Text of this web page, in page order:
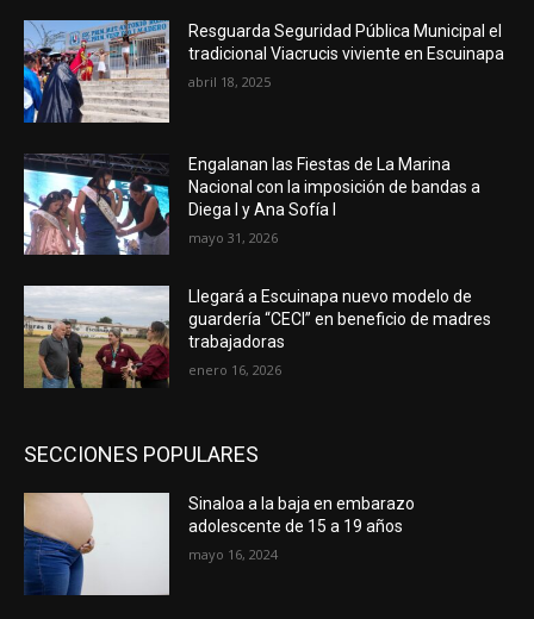
Resguarda Seguridad Pública Municipal el
tradicional Viacrucis viviente en Escuinapa
abril 18, 2025
Engalanan las Fiestas de La Marina
Nacional con la imposición de bandas a
Diega I y Ana Sofía I
mayo 31, 2026
Llegará a Escuinapa nuevo modelo de
guardería “CECI” en beneficio de madres
trabajadoras
enero 16, 2026
SECCIONES POPULARES
Sinaloa a la baja en embarazo
adolescente de 15 a 19 años
mayo 16, 2024